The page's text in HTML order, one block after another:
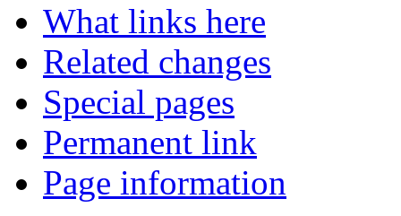
What links here
Related changes
Special pages
Permanent link
Page information